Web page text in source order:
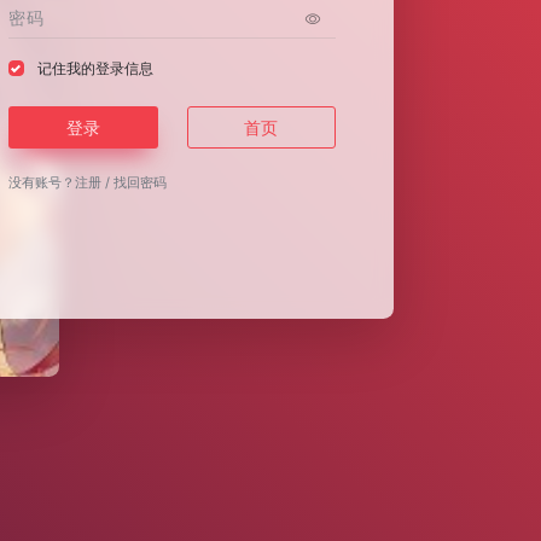
记住我的登录信息
登录 首页
没有账号？注册 /找回密码